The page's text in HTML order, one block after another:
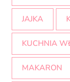
JAJKA
KUCHNIA
MAKARON